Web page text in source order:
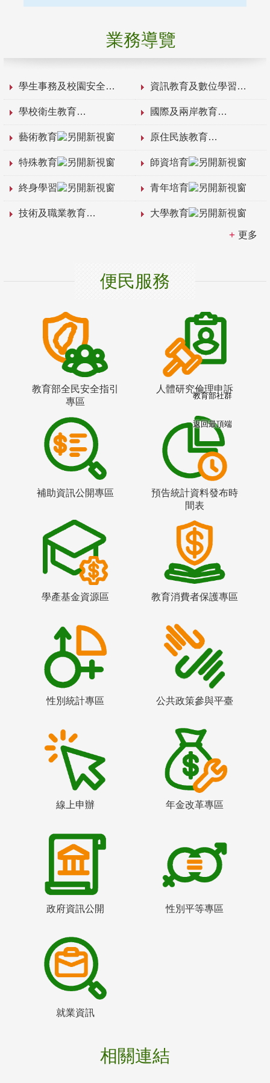
業務導覽
學生事務及校園安全 資訊教育及數位學習
學校衛生教育 國際及兩岸教育
藝術教育 原住民族教育
特殊教育 師資培育
終身學習 青年培育
技術及職業教育 大學教育
更多
便民服務
教育部全民安全指引
專區
人體研究倫理申訴
補助資訊公開專區
預告統計資料發布時
間表
學產基金資源區 教育消費者保護專區
性別統計專區 公共政策參與平臺
線上申辦 年金改革專區
政府資訊公開 性別平等專區
就業資訊
相關連結
教育部社群
返回最頂端